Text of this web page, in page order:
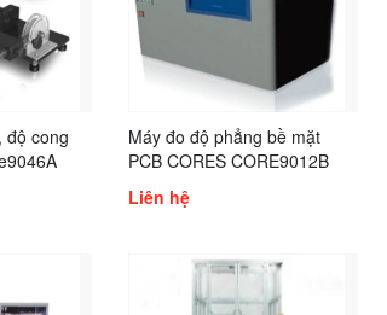
độ cong
Máy đo độ phẳng bề mặt
PCB CORES CORE9012B
Liên hệ